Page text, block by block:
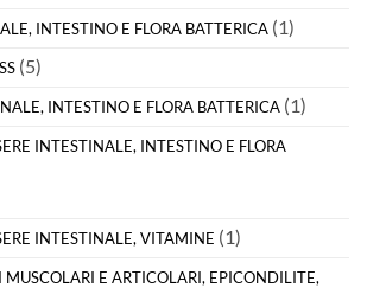
INTESTINO E FLORA BATTERICA (1)
(5)
INTESTINO E FLORA BATTERICA (1)
INTESTINALE, INTESTINO E FLORA
INTESTINALE, VITAMINE (1)
MUSCOLARI E ARTICOLARI, EPICONDILITE,